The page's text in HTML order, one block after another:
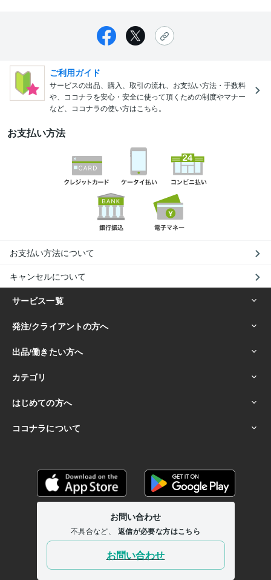
ご利用ガイド
サービスの出品、購入、取引の流れ、お支払い方法・手数料
や、ココナラを安心・安全に使って頂くための制度やマナー
など、ココナラの使い方はこちら。
お支払い方法
お支払い方法について
キャンセルについて